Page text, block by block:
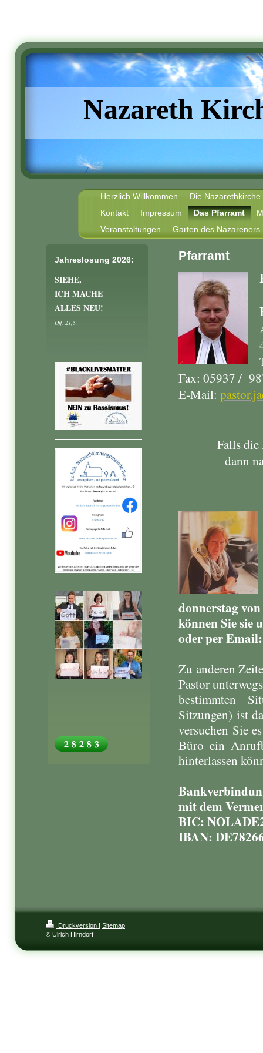
Nazareth
Herzlich Willkommen
Die Nazarethkirche
Kontakt
Impressum Das Pfarramt
Veranstaltungen
Garten des Nazareners
Pfarramt
Fax: 05937 /
E-Mail:
Falls die
dann
donnerstag
können Sie sie
oder per
Zu anderen
Pastor
bestimmten
Sitzungen) ist
versuchen Sie
Büro ein
hinterlassen
mit dem
BIC:
IBAN:
Jahreslosung 2026:
SIEHE,
ICH MACHE
ALLES NEU!
Off. 21,5
Druckversion | Sitemap
© Ulrich Hirndorf